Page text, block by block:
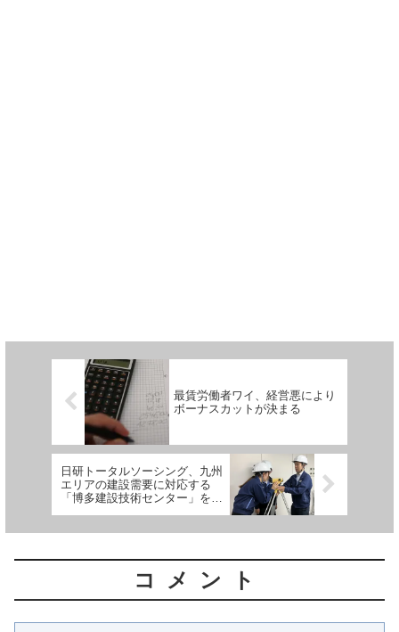
最賃労働者ワイ、経営悪により
ボーナスカットが決まる
日研トータルソーシング、九州
エリアの建設需要に対応する
「博多建設技術センター」を開
コメント